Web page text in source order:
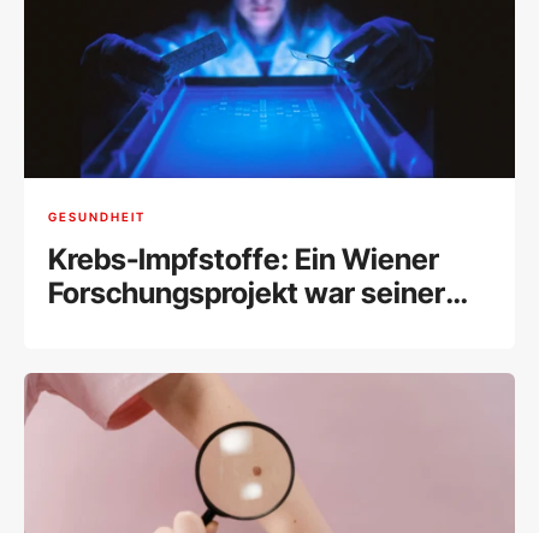
GESUNDHEIT
Krebs-Impfstoffe: Ein Wiener
Forschungsprojekt war seiner